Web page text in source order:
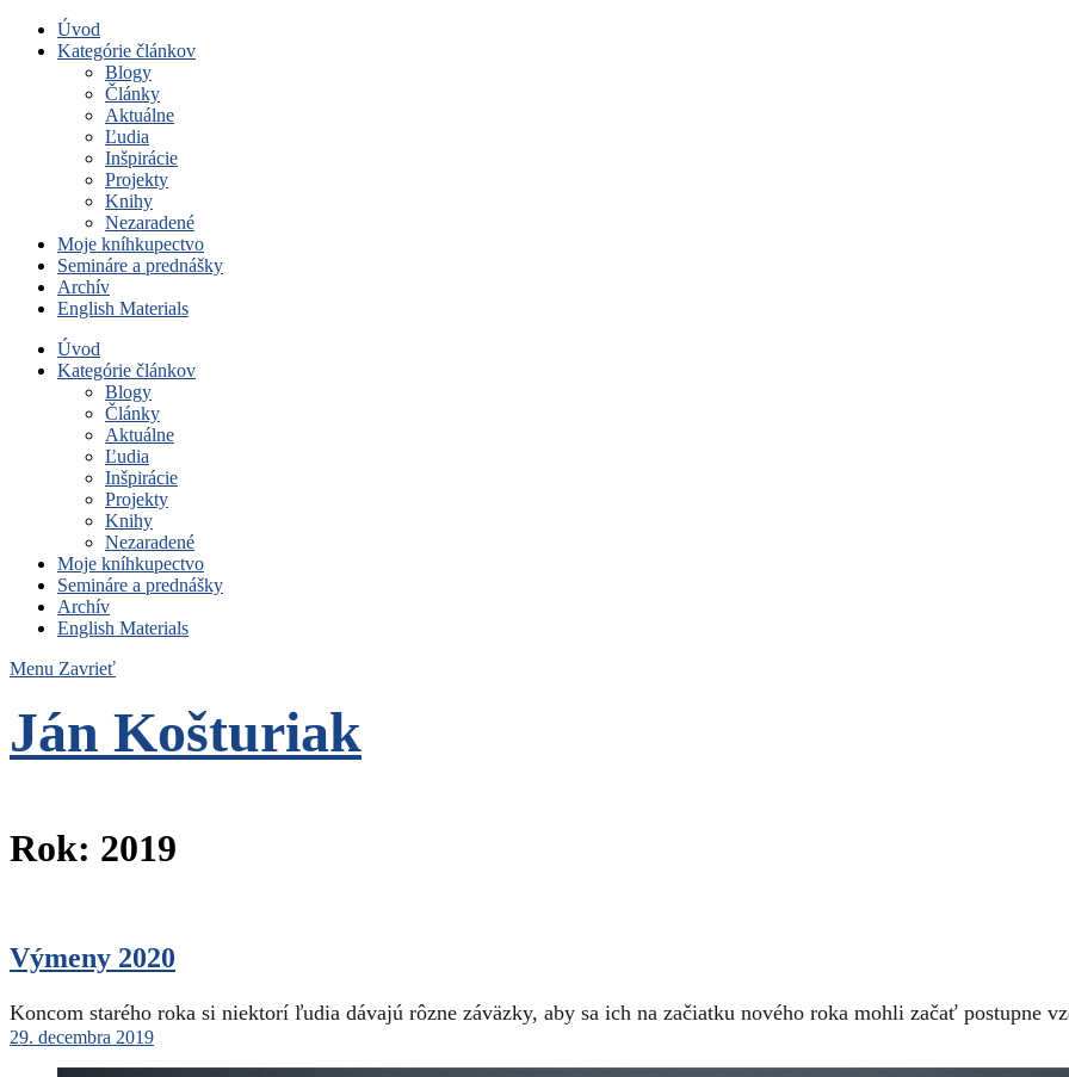
Úvod
Kategórie článkov
Blogy
Články
Aktuálne
Ľudia
Inšpirácie
Projekty
Knihy
Nezaradené
Moje kníhkupectvo
Semináre a prednášky
Archív
English Materials
Úvod
Kategórie článkov
Blogy
Články
Aktuálne
Ľudia
Inšpirácie
Projekty
Knihy
Nezaradené
Moje kníhkupectvo
Semináre a prednášky
Archív
English Materials
Menu Zavrieť
Ján Košturiak
Rok: 2019
Výmeny 2020
Koncom starého roka si niektorí ľudia dávajú rôzne záväzky, aby sa ich na začiatku nového roka mohli začať postupne
29. decembra 2019